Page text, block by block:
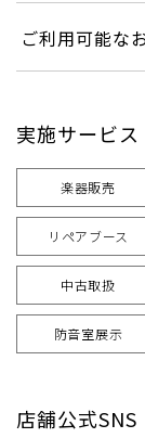
ご利用可能な
実施サービス
楽器販売
リペアブース
中古取扱
防音室展示
店舗公式SNS